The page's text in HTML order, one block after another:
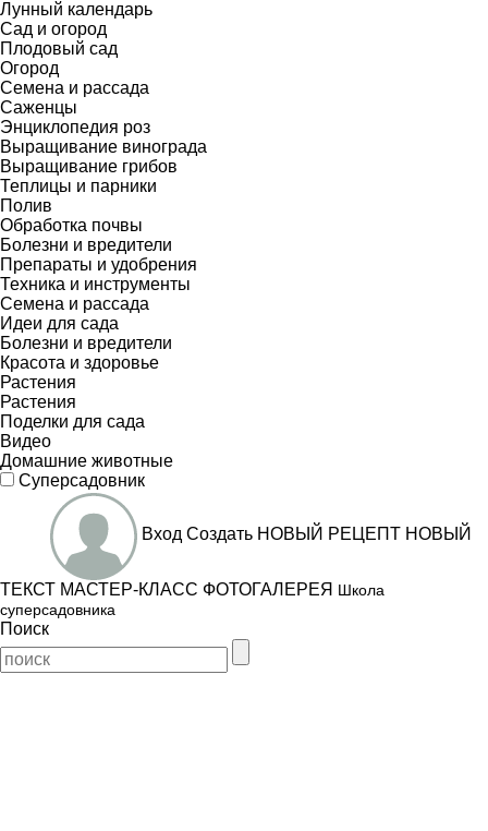
Лунный календарь
Сад и огород
Плодовый сад
Огород
Семена и рассада
Саженцы
Энциклопедия роз
Выращивание винограда
Выращивание грибов
Теплицы и парники
Полив
Обработка почвы
Болезни и вредители
Препараты и удобрения
Техника и инструменты
Семена и рассада
Идеи для сада
Болезни и вредители
Красота и здоровье
Растения
Растения
Поделки для сада
Видео
Домашние животные
Суперсадовник
Вход Создать НОВЫЙ РЕЦЕПТ НОВЫЙ
ТЕКСТ МАСТЕР-КЛАСС ФОТОГАЛЕРЕЯ Школа
суперсадовника
Поиск